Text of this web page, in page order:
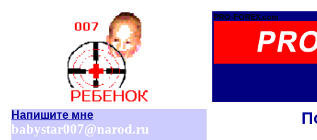
PRO-FOREX.com
Напишите мне
babystar007@narod.ru